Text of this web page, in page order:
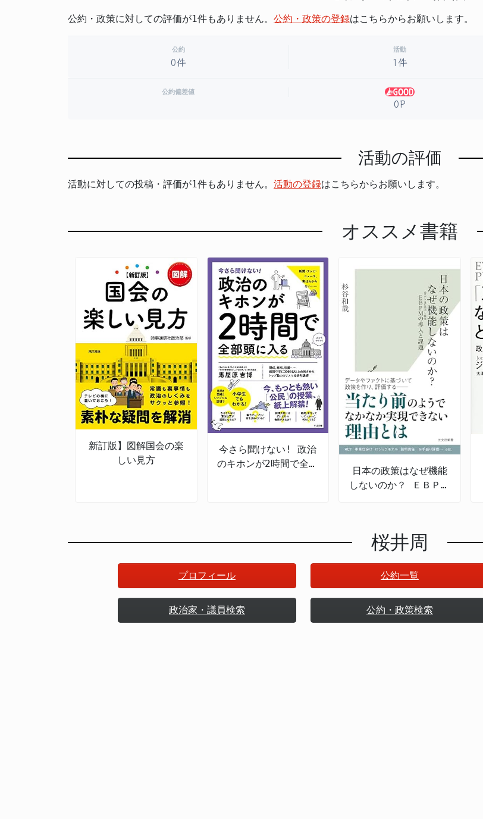
公約・政策に対しての評価が1件もありません。 公約・政策の登録はこちらからお願いします。
公約
0件
活動
1件
公約偏差値
0P
活動の評価
活動に対しての投稿・評価が1件もありません。 活動の登録はこちらからお願いします。
オススメ書籍
新訂版】図解国会の楽
しい見方
今さら聞けない! 政治
のキホンが2時間で全部
日本の政策はなぜ機能
しないのか？ ＥＢＰＭ
桜井周
プロフィール 公約一覧
政治家・議員検索 公約・政策検索